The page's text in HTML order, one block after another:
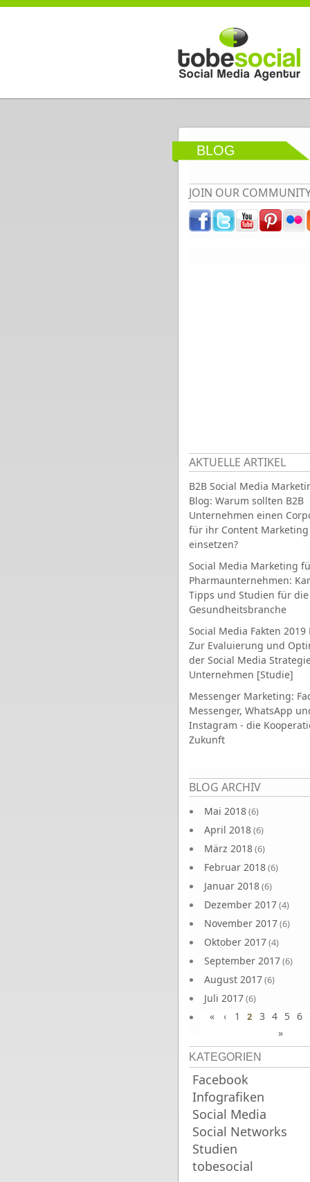
Direkt zum Inhalt
BLOG
JOIN OUR
AKTUELLE ARTIKEL
B2B Social Media
Blog: Warum sollten B2B
Unternehmen einen
für ihr Content Marketing
einsetzen?
Social Media Marketing
Pharmaunternehmen:
Tipps und Studien für die
Gesundheitsbranche
Social Media Fakten 2019
Zur Evaluierung und
der Social Media
Unternehmen [Studie]
Messenger Marketing:
Messenger, WhatsApp
Instagram - die
Zukunft
BLOG ARCHIV
Mai 2018(6)
April 2018(6)
März 2018(6)
Februar 2018(6)
Januar 2018(6)
Dezember 2017(4)
November 2017(6)
Oktober 2017(4)
September 2017(6)
August 2017(6)
Juli 2017(6)
Juni 2017(6)
Seiten
« ‹ 1 2 3 4 5 6
»
KATEGORIEN
Facebook
Infografiken
Social Media
Social Networks
Studien
tobesocial